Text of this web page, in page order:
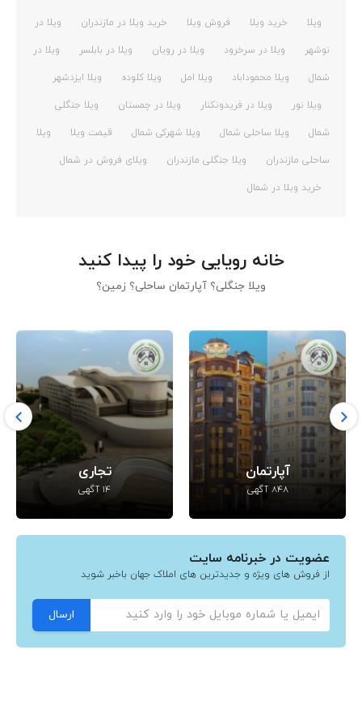
ویلا خرید ویلا فروش ویلا خرید ویلا در مازندران ویلا در
نوشهر ویلا در سرخرود ویلا در رویان ویلا در بابلسر ویلا در
شمال ویلا محموداباد ویلا امل ویلا کلوده ویلا ایزدشهر
ویلا نور ویلا در فریدونکنار ویلا در چمستان ویلا جنگلی
شمال ویلا ساحلی شمال ویلا شهرکی شمال قیمت ویلا ویلا
ساحلی مازندران ویلا جنگلی مازندران ویلای فروش در شمال
خرید ویلا در شمال
خانه رویایی خود را پیدا کنید
ویلا جنگلی؟ آپارتمان ساحلی؟ زمین؟
آپارتمان
848 آگهی
تجاری
14 آگهی
عضویت در خبرنامه سایت
از فروش های ویژه و جدیدترین های املاک جهان باخبر شوید
ارسال